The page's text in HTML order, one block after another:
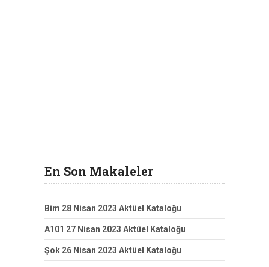
En Son Makaleler
Bim 28 Nisan 2023 Aktüel Kataloğu
A101 27 Nisan 2023 Aktüel Kataloğu
Şok 26 Nisan 2023 Aktüel Kataloğu